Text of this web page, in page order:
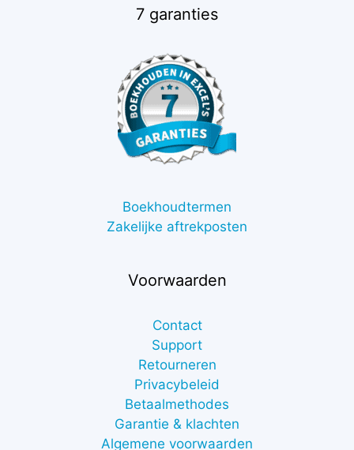
7 garanties
Boekhoudtermen
Zakelijke aftrekposten
Voorwaarden
Contact
Support
Retourneren
Privacybeleid
Betaalmethodes
Garantie & klachten
Algemene voorwaarden